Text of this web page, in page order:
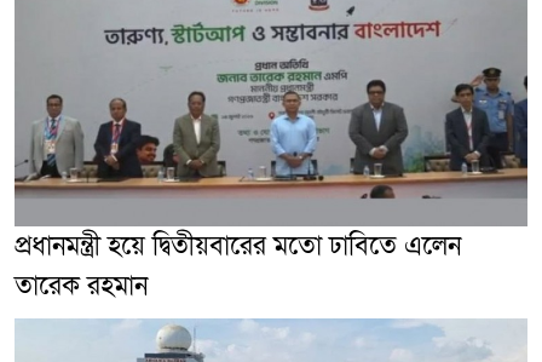
প্রধানমন্ত্রী হয়ে দ্বিতীয়বারের মতো ঢাবিতে এলেন
তারেক রহমান